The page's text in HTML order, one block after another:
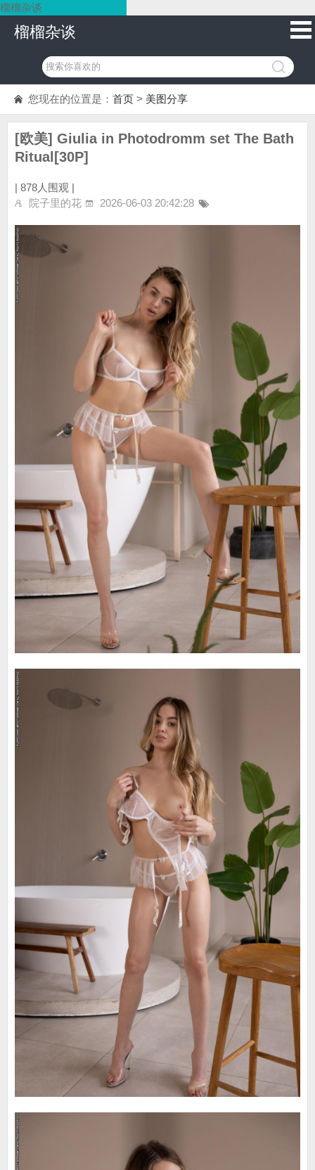
榴榴杂谈
榴榴杂谈
您现在的位置是： 首页 > 美图分享
[欧美] Giulia in Photodromm set The Bath
Ritual[30P]
| 878人围观 |
院子里的花
2026-06-03 20:42:28